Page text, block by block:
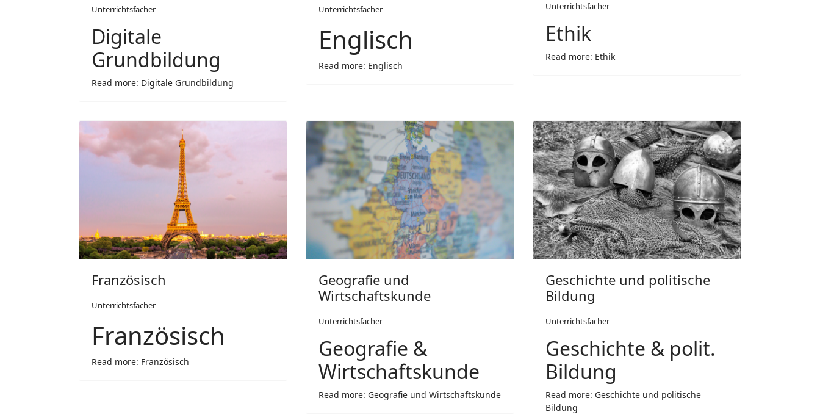
Unterrichtsfächer
Digitale
Grundbildung
Read more: Digitale Grundbildung
Unterrichtsfächer
Englisch
Read more: Englisch
Unterrichtsfächer
Ethik
Read more: Ethik
Französisch
Unterrichtsfächer
Französisch
Read more: Französisch
Geografie und
Wirtschaftskunde
Unterrichtsfächer
Geografie &
Wirtschaftskunde
Read more: Geografie und Wirtschaftskunde
Geschichte und politische
Bildung
Unterrichtsfächer
Geschichte & polit.
Bildung
Read more: Geschichte und politische
Bildung